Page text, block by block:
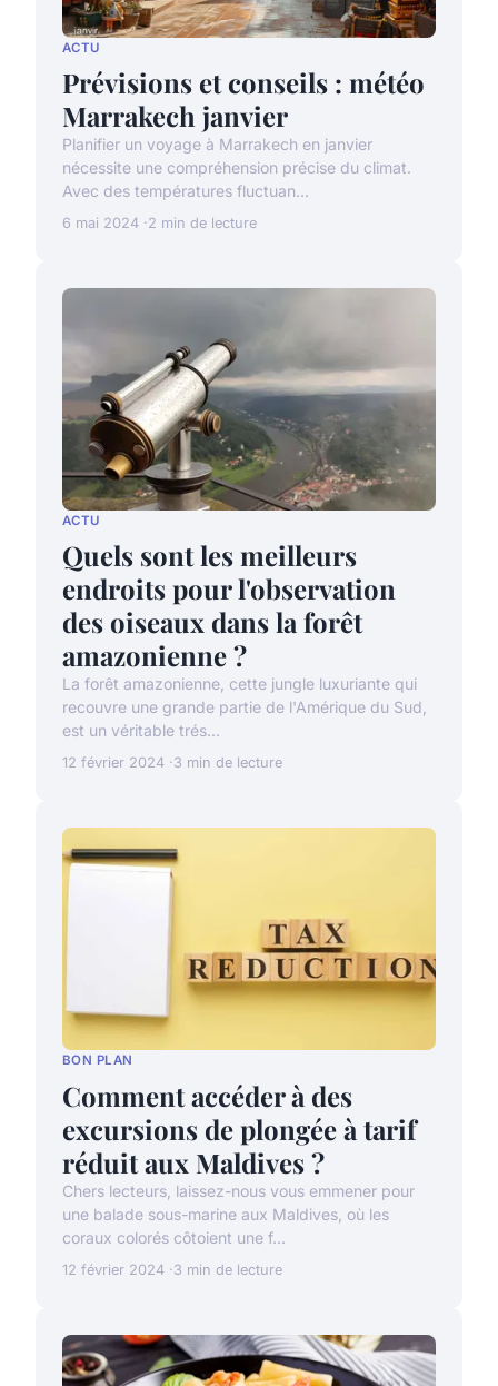
ACTU
Prévisions et conseils : météo
Marrakech janvier
Planifier un voyage à Marrakech en janvier
nécessite une compréhension précise du climat.
Avec des températures fluctuan...
6 mai 2024 2 min de lecture
ACTU
Quels sont les meilleurs
endroits pour l'observation
des oiseaux dans la forêt
amazonienne ?
La forêt amazonienne, cette jungle luxuriante qui
recouvre une grande partie de l'Amérique du Sud,
est un véritable trés...
12 février 2024 3 min de lecture
BON PLAN
Comment accéder à des
excursions de plongée à tarif
réduit aux Maldives ?
Chers lecteurs, laissez-nous vous emmener pour
une balade sous-marine aux Maldives, où les
coraux colorés côtoient une f...
12 février 2024 3 min de lecture